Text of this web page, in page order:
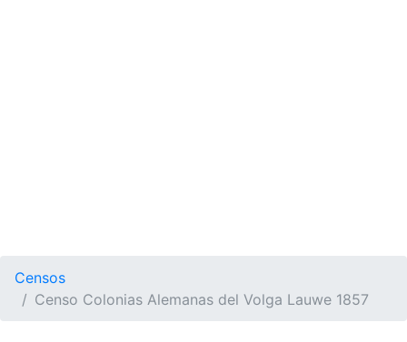
Censos
Censo Colonias Alemanas del Volga Lauwe 1857